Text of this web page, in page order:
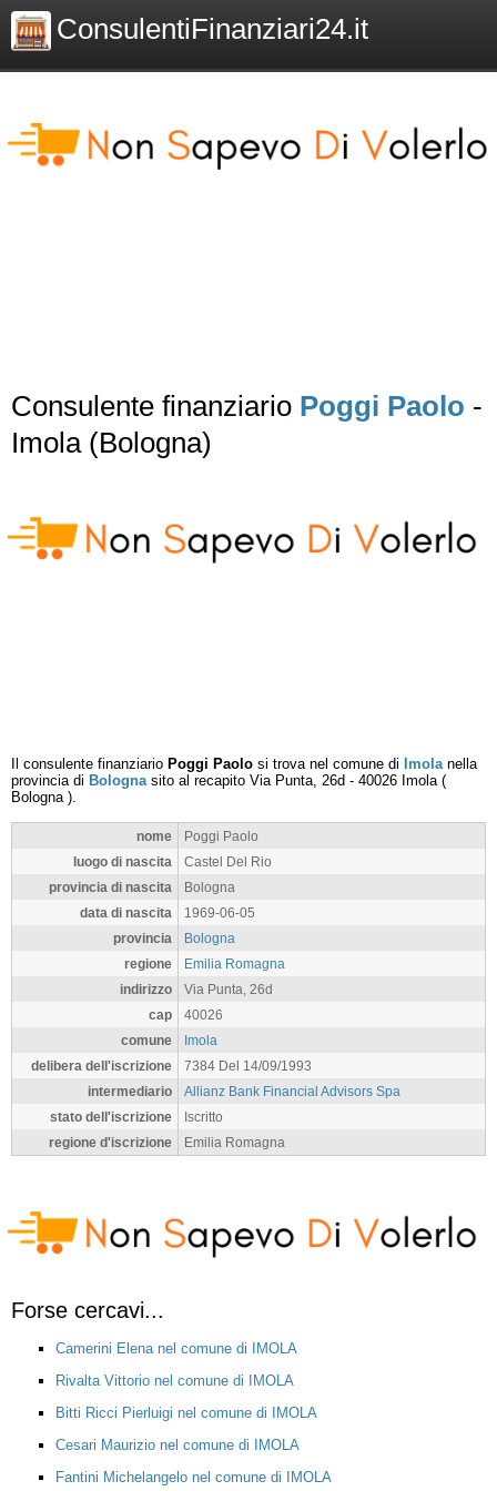
ConsulentiFinanziari24.it
Consulente finanziario Poggi Paolo -
Imola (Bologna)
Il consulente finanziario Poggi Paolo si trova nel comune di Imolanella
provincia di Bolognasito al recapito Via Punta, 26d - 40026 Imola(
Bologna).
nome
Poggi Paolo
luogo di nascita
Castel Del Rio
provincia di nascita
Bologna
data di nascita
1969-06-05
provincia
Bologna
regione
Emilia Romagna
indirizzo
Via Punta, 26d
cap
40026
comune
Imola
delibera dell'iscrizione
7384 Del 14/09/1993
intermediario
Allianz Bank Financial Advisors Spa
stato dell'iscrizione
Iscritto
regione d'iscrizione
Emilia Romagna
Forse cercavi...
Camerini Elena nel comune di IMOLA
Rivalta Vittorio nel comune di IMOLA
Bitti Ricci Pierluigi nel comune di IMOLA
Cesari Maurizio nel comune di IMOLA
Fantini Michelangelo nel comune di IMOLA